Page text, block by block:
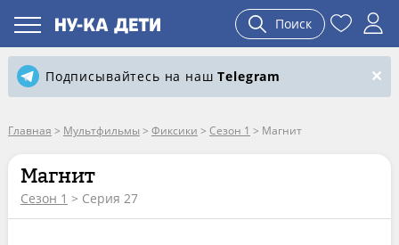
Поиск
Подписывайтесь на нашTelegram
Главная > Мультфильмы > Фиксики > Сезон 1 > Магнит
Магнит
Сезон 1 > Серия 27